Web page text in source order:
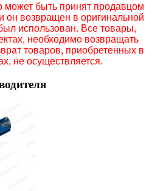
может быть принят продавцом
он возвращен в оригинальной
использован. Все товары,
необходимо возвращать
товаров, приобретенных в
не осуществляется.